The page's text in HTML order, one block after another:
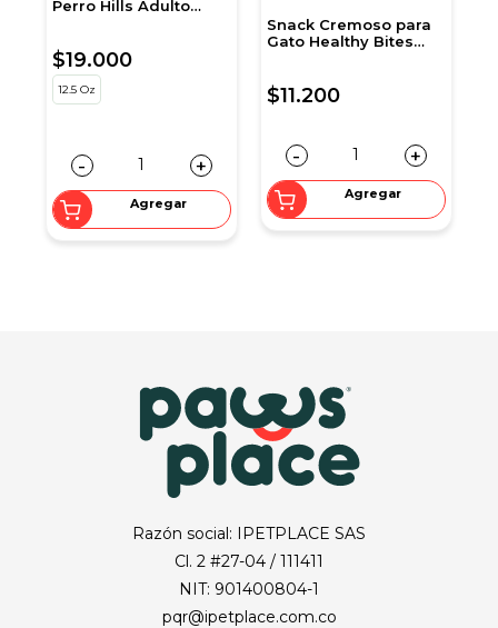
Perro Hills Adulto
$19.000
12.5 Oz
- +
Agregar
Snack Cremoso para
Gato Healthy Bites
$11.200
- +
Agregar
Razón social: IPETPLACE SAS
Cl. 2 #27-04 / 111411
NIT: 901400804-1
pqr@ipetplace.com.co